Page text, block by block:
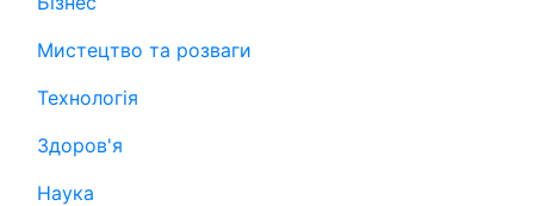
Мистецтво та розваги
Технологія
Здоров'я
Наука